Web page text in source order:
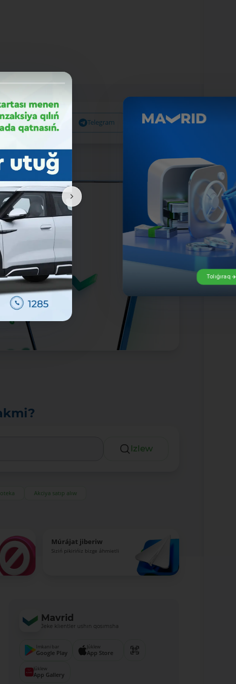
Facebook Telegram X
Izlew
Akciya satıp alıw
Múrájat jiberiw
Siziń pikirińiz bizge áhmietli
Mavrid
Jeke klientler ushın qosımsha
Imkani bar
Google Play
Júklew
App Store
Júklew
App Gallery
Tolıǵıraq